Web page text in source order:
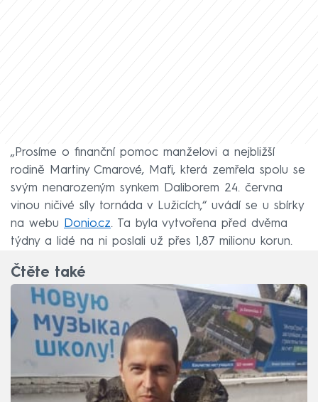
„Prosíme o finanční pomoc manželovi a nejbližší
rodině Martiny Cmarové, Maťi, která zemřela spolu se
svým nenarozeným synkem Daliborem 24. června
vinou ničivé síly tornáda v Lužicích,“ uvádí se u sbírky
na webu
Donio.cz. Ta byla vytvořena před dvěma
týdny a lidé na ni poslali už přes 1,87 milionu korun.
Čtěte také